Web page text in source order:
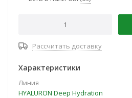
Рассчитать доставку
Характеристики
Линия
HYALURON Deep Hydration